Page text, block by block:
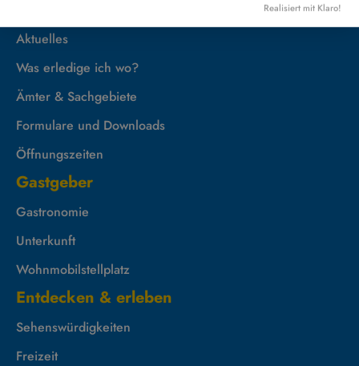
Aktuelles
Was erledige ich wo?
Ämter & Sachgebiete
Formulare und Downloads
Öffnungszeiten
Gastgeber
Gastronomie
Unterkunft
Wohnmobilstellplatz
Entdecken & erleben
Sehenswürdigkeiten
Freizeit
Realisiert mit Klaro!